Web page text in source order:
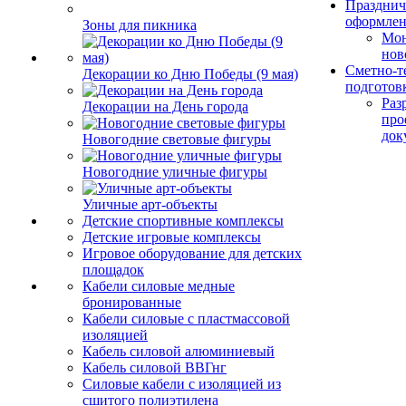
Зоны для пикника
Декорации ко Дню Победы (9 мая)
Декорации на День города
Новогодние световые фигуры
Новогодние уличные фигуры
Уличные арт-объекты
Детские спортивные комплексы
Детские игровые комплексы
Игровое оборудование для детских
площадок
Кабели силовые медные
бронированные
Кабели силовые с пластмассовой
изоляцией
Кабель силовой алюминиевый
Кабель силовой ВВГнг
Силовые кабели с изоляцией из
сшитого полиэтилена
Сметно-